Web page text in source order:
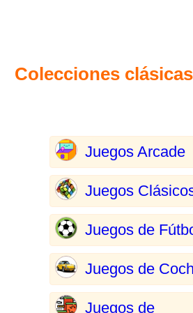
Colecciones clásicas
Juegos Arcade
Juegos
Juegos de
Juegos de
Juegos de